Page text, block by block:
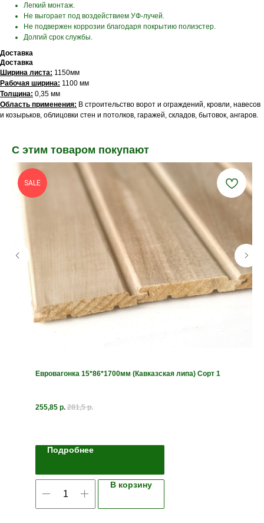
Легкий монтаж.
Не выгорает под воздействием УФ-лучей.
Не подвержен коррозии благодаря покрытию полиэстер.
Долгий срок службы.
Доставка
Доставка
Ширина листа: 1150мм
Рабочая ширина: 1100 мм
Толщина: 0,35 мм
Область применения: В строительство ворот и ограждений, кровли, навесов
и козырьков, облицовки стен и потолков, гаражей, складов, бытовок, ангаров.
С этим товаром покупают
SALE
Евровагонка 15*86*1700мм (Кавказская липа) Сорт 1
255,85 р. 281,5 р.
Подробнее
В корзину